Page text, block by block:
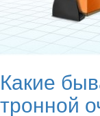
Какие
трон­ной